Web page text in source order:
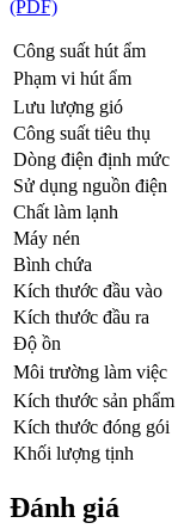
(PDF)
Công suất hút ẩm
Phạm vi hút ẩm
Lưu lượng gió
Công suất tiêu thụ
Dòng điện định mức
Sử dụng nguồn điện
Chất làm lạnh
Máy nén
Bình chứa
Kích thước đầu vào
Kích thước đầu ra
Độ ồn
Môi trường làm việc
Kích thước sản phẩm
Kích thước đóng gói
Khối lượng tịnh
Đánh giá